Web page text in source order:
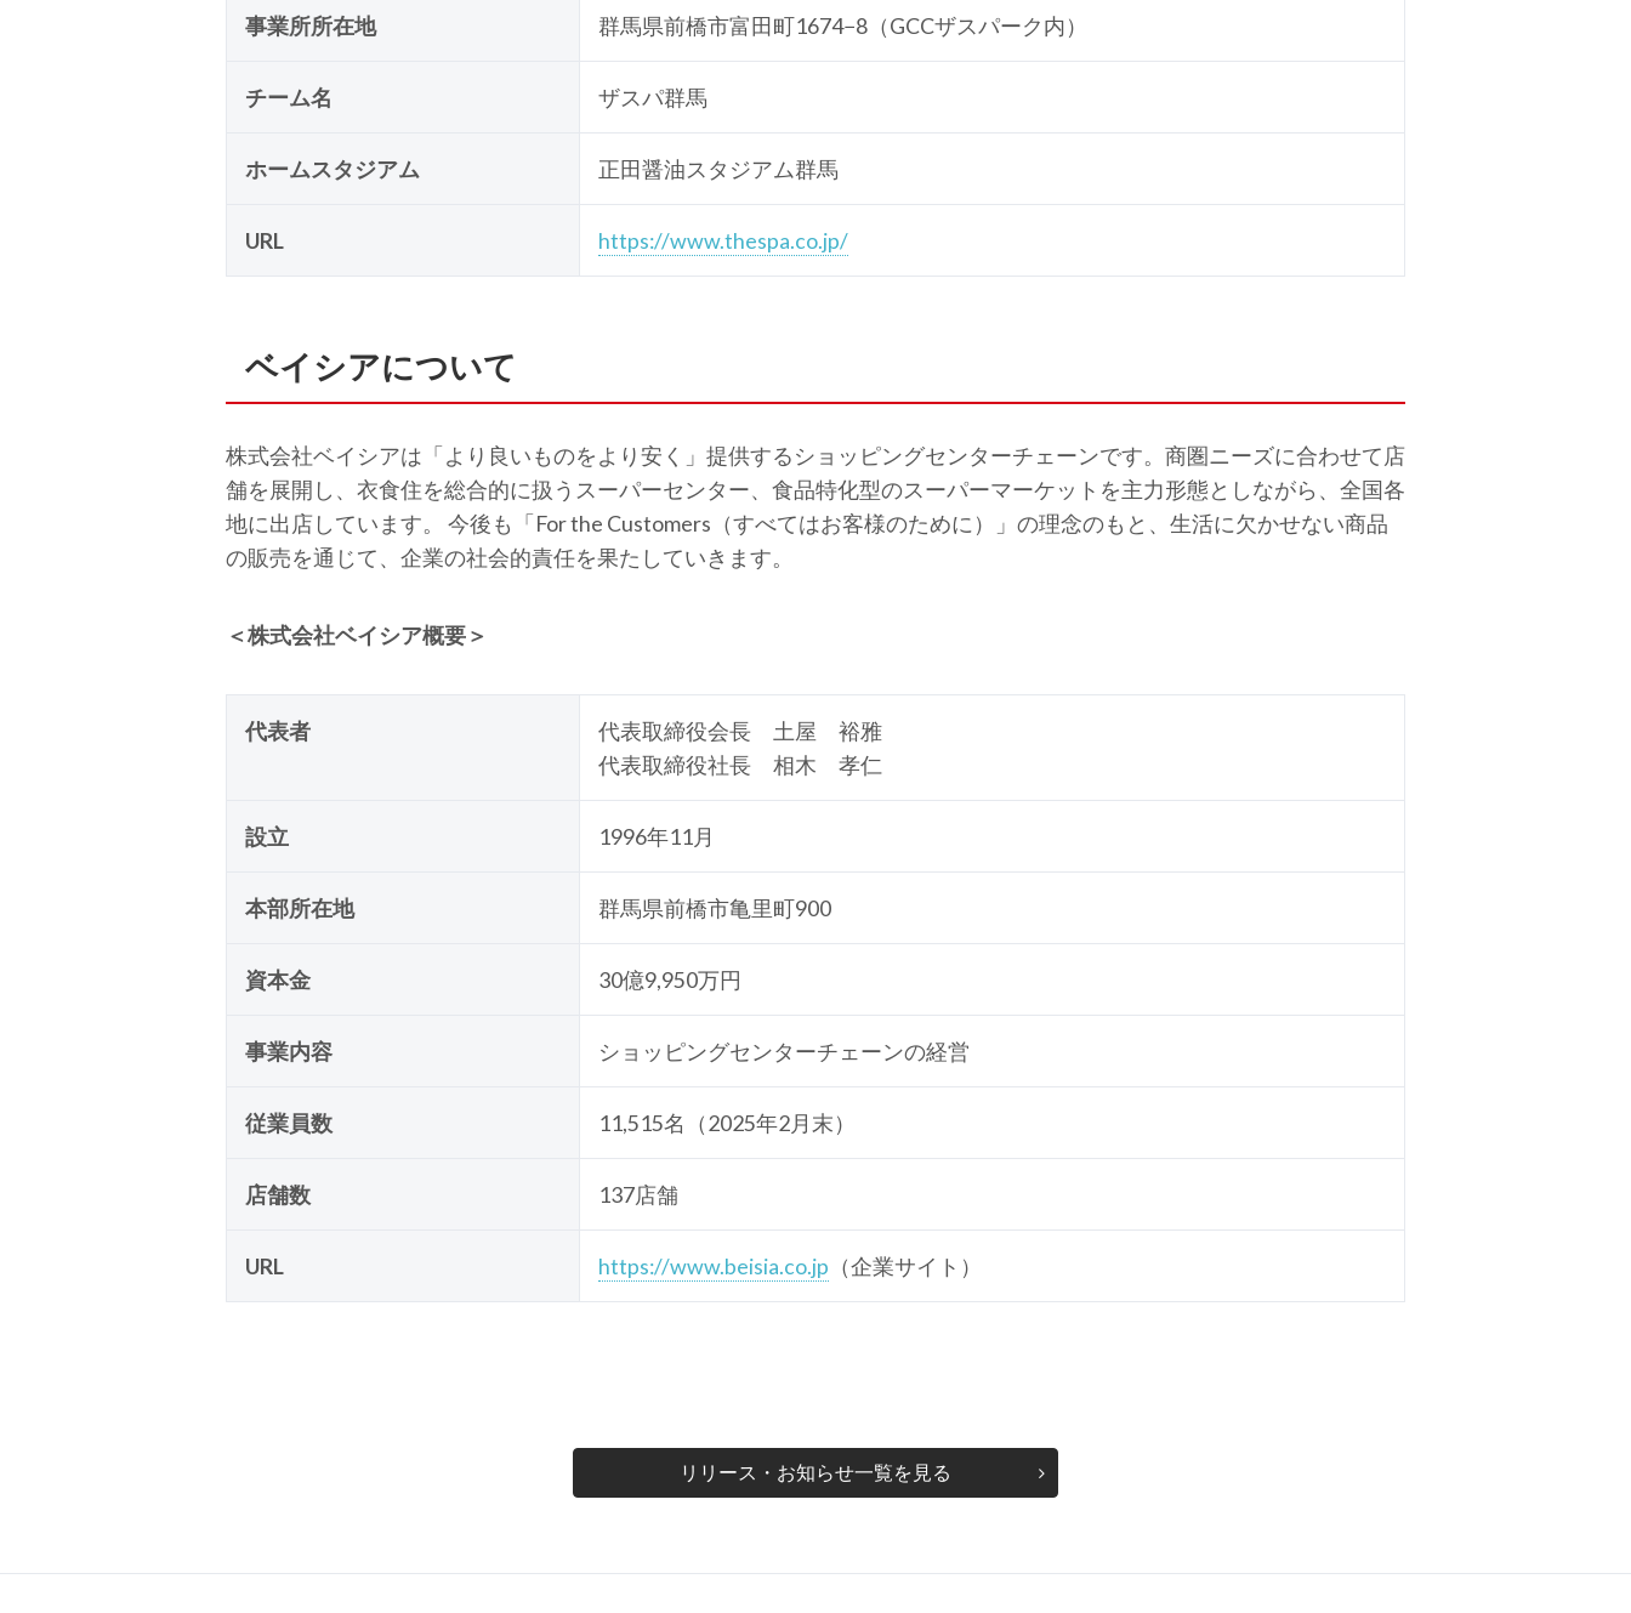
事業所所在地 群馬県前橋市富田町1674−8（GCCザスパーク内）
チーム名 ザスパ群馬
ホームスタジアム 正田醤油スタジアム群馬
URL https://www.thespa.co.jp/
ベイシアについて
株式会社ベイシアは「より良いものをより安く」提供するショッピングセンターチェーンです。商圏ニーズに合わせて店
舗を展開し、衣食住を総合的に扱うスーパーセンター、食品特化型のスーパーマーケットを主力形態としながら、全国各
地に出店しています。 今後も「For the Customers（すべてはお客様のために）」の理念のもと、生活に欠かせない商品
の販売を通じて、企業の社会的責任を果たしていきます。
＜株式会社ベイシア概要＞
代表者
代表取締役会長 土屋 裕雅
代表取締役社長 相木 孝仁
設立 1996年11月
本部所在地 群馬県前橋市亀里町900
資本金 30億9,950万円
事業内容 ショッピングセンターチェーンの経営
従業員数 11,515名（2025年2月末）
店舗数 137店舗
URL https://www.beisia.co.jp （企業サイト）
リリース・お知らせ一覧を見る